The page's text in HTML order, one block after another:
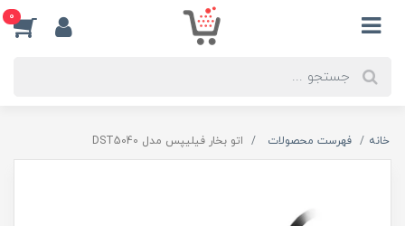
0
خانه فهرست محصولات اتو بخار فیلیپس مدل DST5040